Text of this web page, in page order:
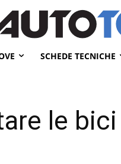
SCHEDE TECNICHE
le